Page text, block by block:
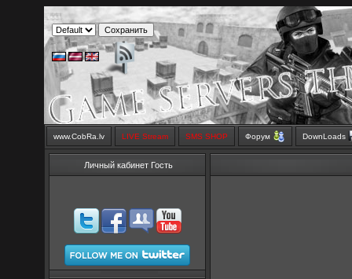
www.CobRa.lv LIVE Stream SMS SHOP Форум DownLoads
Личный кабинет Гость